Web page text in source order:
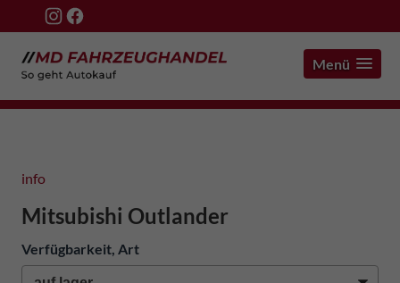
Menü
info
Mitsubishi Outlander
Verfügbarkeit, Art